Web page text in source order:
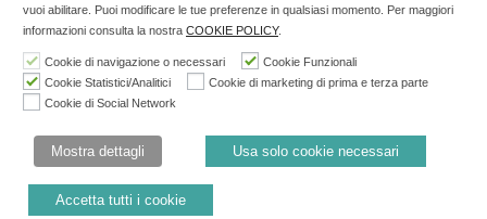
302152 Iscritta al n° 1 del Registro della Stampa del Tribunale
di Lecce il 15/01/2015.
Nell'anno 2018 sono stati erogati €3.147,62 da Invitalia a saldo
19/03/2014
Cookie Policy
vuoi abilitare. Puoi modificare le tue preferenze in qualsiasi momento. Per maggiori
informazioni consulta la nostra COOKIE POLICY.
Cookie di navigazione o necessari
Cookie Funzionali
Cookie Statistici/Analitici
Cookie di marketing di prima e terza parte
Cookie di Social Network
Mostra dettagli Usa solo cookie necessari
Accetta tutti i cookie